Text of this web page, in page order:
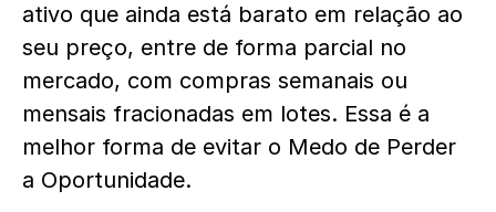
ativo que ainda está barato em relação ao
seu preço, entre de forma parcial no
mercado, com compras semanais ou
mensais fracionadas em lotes. Essa é a
melhor forma de evitar o Medo de Perder
a Oportunidade.